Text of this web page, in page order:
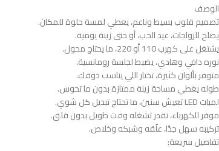
الوصف
تصميم قلوب بسيط وناعم، يعطي لمسة حلوة للمكان.
يصلح للزواجات، عيد الحب، أو حتى زينة يومية.
يشتغل على كهرب 110 أو 220، ما يحتاج محول.
نوره دافي وهادي، يضبط لجلسة رومانسية.
متوفر بألوان كثيرة، تختار اللي يناسب ذوقك.
طوله يغطي مساحة زينة ممتازة بدون ما تحوس.
لمبات LED تعيش سنين، ما تحتاج تبديل كل شوي.
موفر للكهرباء، تقدر تشغله وقت طويل بدون قلق.
تركيبه سهل جدًا، علّقه وشبكه وخلاص.
تفاصيل سريعة: